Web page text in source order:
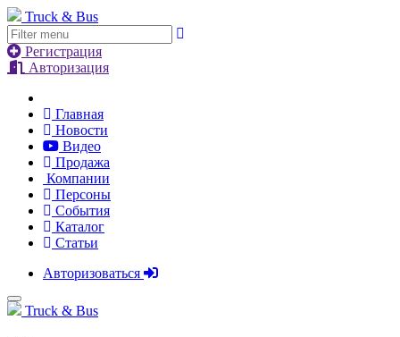
Truck & Bus
Регистрация
Авторизация
Главная
Новости
Видео
Продажа
Компании
Персоны
События
Каталог
Статьи
Авторизоваться
Truck & Bus